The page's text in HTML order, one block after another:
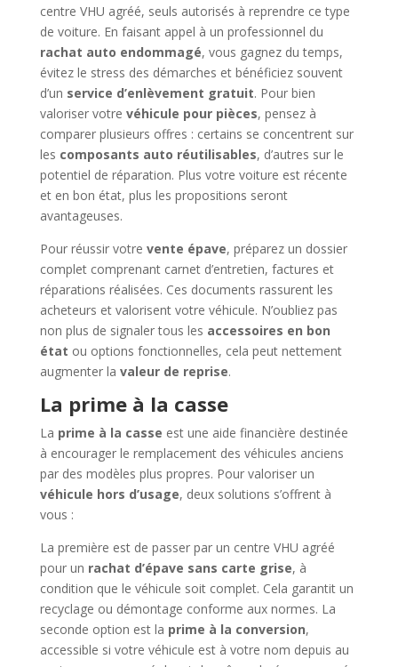
centre VHU agréé, seuls autorisés à reprendre ce type
de voiture. En faisant appel à un professionnel du
rachat auto endommagé, vous gagnez du temps,
évitez le stress des démarches et bénéficiez souvent
d’un service d’enlèvement gratuit. Pour bien
valoriser votre véhicule pour pièces, pensez à
comparer plusieurs offres : certains se concentrent sur
les composants auto réutilisables, d’autres sur le
potentiel de réparation. Plus votre voiture est récente
et en bon état, plus les propositions seront
avantageuses.
Pour réussir votre vente épave, préparez un dossier
complet comprenant carnet d’entretien, factures et
réparations réalisées. Ces documents rassurent les
acheteurs et valorisent votre véhicule. N’oubliez pas
non plus de signaler tous les accessoires en bon
état ou options fonctionnelles, cela peut nettement
augmenter la valeur de reprise.
La prime à la casse
La prime à la casse est une aide financière destinée
à encourager le remplacement des véhicules anciens
par des modèles plus propres. Pour valoriser un
véhicule hors d’usage, deux solutions s’offrent à
vous :
La première est de passer par un centre VHU agréé
pour un rachat d’épave sans carte grise, à
condition que le véhicule soit complet. Cela garantit un
recyclage ou démontage conforme aux normes. La
seconde option est la prime à la conversion,
accessible si votre véhicule est à votre nom depuis au